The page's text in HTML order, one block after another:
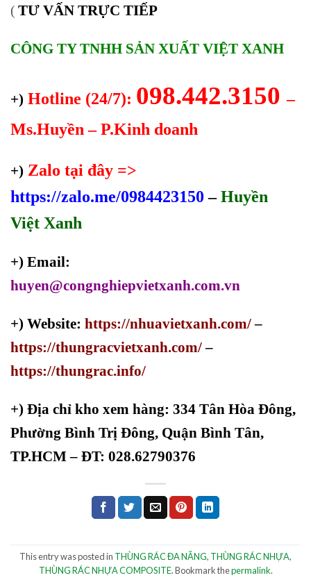
( TƯ VẤN TRỰC TIẾP
CÔNG TY TNHH SẢN XUẤT VIỆT XANH
+) Hotline (24/7): 098.442.3150–
Ms.Huyền – P.Kinh doanh
+) Zalo tại đây =>
https://zalo.me/0984423150 –Huyền
Việt Xanh
+) Email:
huyen@congnghiepvietxanh.com.vn
+) Website: https://nhuavietxanh.com/–
https://thungracvietxanh.com/ –
https://thungrac.info/
+) Địa chỉ kho xem hàng: 334 Tân Hòa Đông,
Phường Bình Trị Đông, Quận Bình Tân,
TP.HCM – ĐT: 028.62790376
This entry was posted in THÙNG RÁC ĐA NĂNG, THÙNG RÁC NHỰA,
THÙNG RÁC NHỰA COMPOSITE. Bookmark thepermalink.